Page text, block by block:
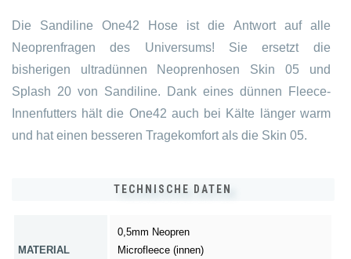
Die Sandiline One42 Hose ist die Antwort auf alle
Neoprenfragen des Universums! Sie ersetzt die
bisherigen ultradünnen Neoprenhosen Skin 05 und
Splash 20 von Sandiline. Dank eines dünnen Fleece-
Innenfutters hält die One42 auch bei Kälte länger warm
und hat einen besseren Tragekomfort als die Skin 05.
TECHNISCHE DATEN
MATERIAL
0,5mm Neopren
Microfleece (innen)